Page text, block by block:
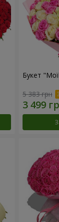
Букет
5 383 грн